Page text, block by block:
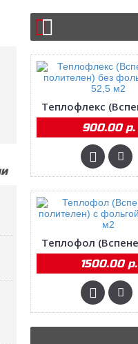
900.00 р.
1500.00 р.